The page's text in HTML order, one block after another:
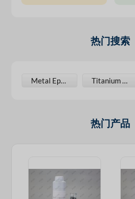
热门搜索
Metal Epoxy Paint Titanium Dioxide
热门产品